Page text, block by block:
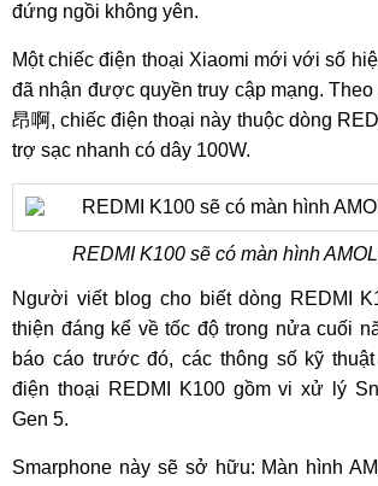
đứng ngồi không yên.
Một chiếc điện thoại Xiaomi mới với số
đã nhận được quyền truy cập mạng.
昂啊, chiếc điện thoại này thuộc dòng
trợ sạc nhanh có dây 100W.
REDMI K100 sẽ có màn hình
Người viết blog cho biết dòng REDMI
thiện đáng kể về tốc độ trong nửa cuối
báo cáo trước đó, các thông số kỹ
điện thoại REDMI K100 gồm vi xử lý
Gen 5.
Smarphone này sẽ sở hữu: Màn hình